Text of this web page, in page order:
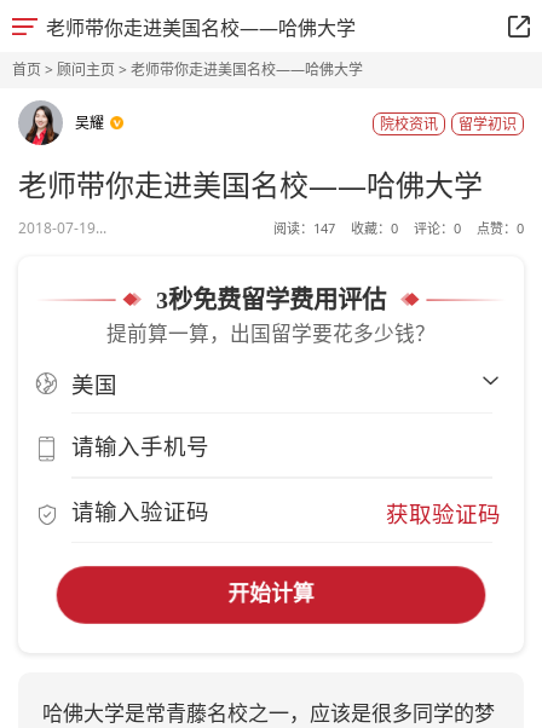
老师带你走进美国名校——哈佛大学
首页> 顾问主页> 老师带你走进美国名校——哈佛大学
吴耀 留学初识
院校资讯
老师带你走进美国名校——哈佛大学
2018-07-19... 阅读： 147 收藏： 0 评论： 0 点赞： 0
3秒免费留学费用评估
提前算一算，出国留学要花多少钱？
获取验证码
开始计算
哈佛大学是常青藤名校之一，应该是很多同学的梦